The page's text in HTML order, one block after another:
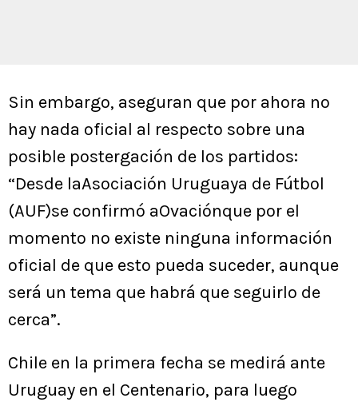
Sin embargo, aseguran que por ahora no
hay nada oficial al respecto sobre una
posible postergación de los partidos:
“Desde laAsociación Uruguaya de Fútbol
(AUF)se confirmó aOvaciónque por el
momento no existe ninguna información
oficial de que esto pueda suceder, aunque
será un tema que habrá que seguirlo de
cerca”.
Chile en la primera fecha se medirá ante
Uruguay en el Centenario, para luego